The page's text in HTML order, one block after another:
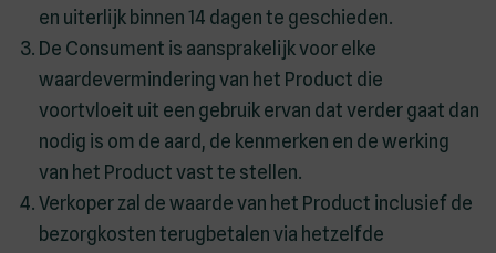
en uiterlijk binnen 14 dagen te geschieden.
De Consument is aansprakelijk voor elke
waardevermindering van het Product die
voortvloeit uit een gebruik ervan dat verder gaat dan
nodig is om de aard, de kenmerken en de werking
van het Product vast te stellen.
Verkoper zal de waarde van het Product inclusief de
bezorgkosten terugbetalen via hetzelfde